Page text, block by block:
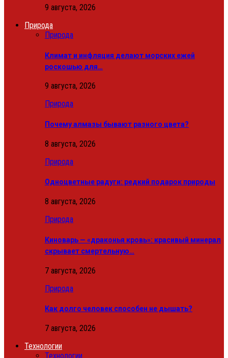
9 августа, 2026
Природа
Природа
Климат и инфляция делают морских ежей
роскошью для…
9 августа, 2026
Природа
Почему алмазы бывают разного цвета?
8 августа, 2026
Природа
Одноцветные радуги: редкий подарок природы
8 августа, 2026
Природа
Киноварь — «драконья кровь»: красивый минерал
скрывает смертельную…
7 августа, 2026
Природа
Как долго человек способен не дышать?
7 августа, 2026
Технологии
Технологии